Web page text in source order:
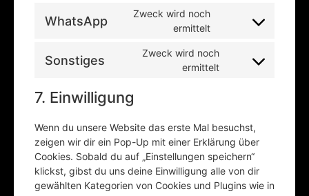
WhatsApp
Zweck wird noch
ermittelt
Sonstiges
Zweck wird noch
ermittelt
7. Einwilligung
Wenn du unsere Website das erste Mal besuchst,
zeigen wir dir ein Pop-Up mit einer Erklärung über
Cookies. Sobald du auf „Einstellungen speichern“
klickst, gibst du uns deine Einwilligung alle von dir
gewählten Kategorien von Cookies und Plugins wie in